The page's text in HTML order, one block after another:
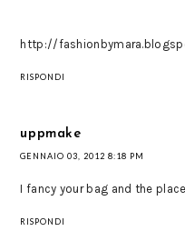
http://
RISPONDI
uppmake
GENNAIO 03, 2012 8:18 PM
I fancy your bag and the
RISPONDI